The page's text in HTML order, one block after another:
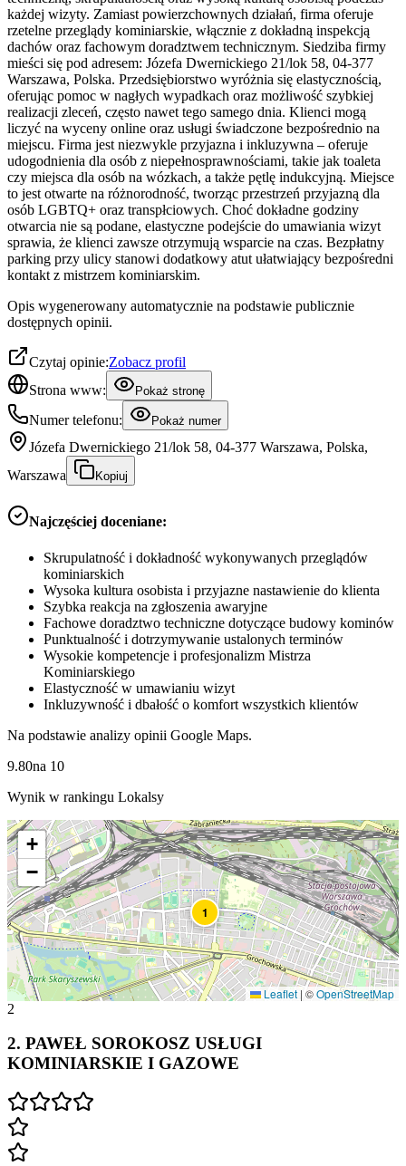
każdej wizyty. Zamiast powierzchownych działań, firma oferuje
rzetelne przeglądy kominiarskie, włącznie z dokładną inspekcją
dachów oraz fachowym doradztwem technicznym. Siedziba firmy
mieści się pod adresem: Józefa Dwernickiego 21/lok 58, 04-377
Warszawa, Polska. Przedsiębiorstwo wyróżnia się elastycznością,
oferując pomoc w nagłych wypadkach oraz możliwość szybkiej
realizacji zleceń, często nawet tego samego dnia. Klienci mogą
liczyć na wyceny online oraz usługi świadczone bezpośrednio na
miejscu. Firma jest niezwykle przyjazna i inkluzywna – oferuje
udogodnienia dla osób z niepełnosprawnościami, takie jak toaleta
czy miejsca dla osób na wózkach, a także pętlę indukcyjną. Miejsce
to jest otwarte na różnorodność, tworząc przestrzeń przyjazną dla
osób LGBTQ+ oraz transpłciowych. Choć dokładne godziny
otwarcia nie są podane, elastyczne podejście do umawiania wizyt
sprawia, że klienci zawsze otrzymują wsparcie na czas. Bezpłatny
parking przy ulicy stanowi dodatkowy atut ułatwiający bezpośredni
kontakt z mistrzem kominiarskim.
Opis wygenerowany automatycznie na podstawie publicznie
dostępnych opinii.
Czytaj opinie:Zobacz profil
Strona www:
Pokaż stronę
Numer telefonu: Pokaż numer
Józefa Dwernickiego 21/lok 58, 04-377 Warszawa, Polska,
Warszawa
Kopiuj
Najczęściej doceniane:
Skrupulatność i dokładność wykonywanych przeglądów
kominiarskich
Wysoka kultura osobista i przyjazne nastawienie do klienta
Szybka reakcja na zgłoszenia awaryjne
Fachowe doradztwo techniczne dotyczące budowy kominów
Punktualność i dotrzymywanie ustalonych terminów
Wysokie kompetencje i profesjonalizm Mistrza
Kominiarskiego
Elastyczność w umawianiu wizyt
Inkluzywność i dbałość o komfort wszystkich klientów
Na podstawie analizy opinii Google Maps.
9.80na 10
Wynik w rankingu Lokalsy
1
+
−
Leaflet | ©OpenStreetMap
2
2. PAWEŁ SOROKOSZ USŁUGI
KOMINIARSKIE I GAZOWE